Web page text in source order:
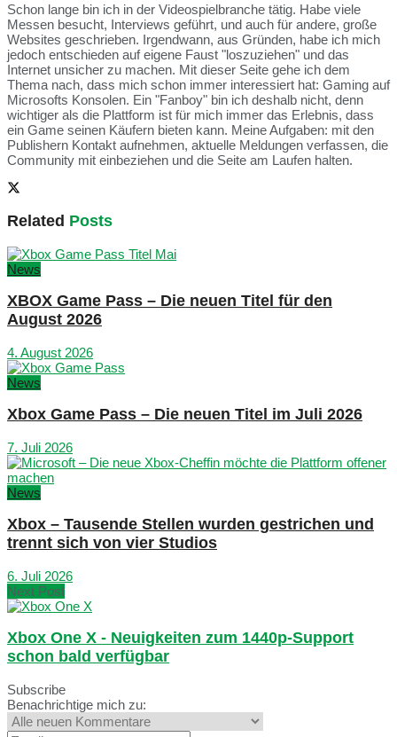
Schon lange bin ich in der Videospielbranche tätig. Habe viele
Messen besucht, Interviews geführt, und auch für andere, große
Websites geschrieben. Irgendwann, aus Gründen, habe ich mich
jedoch entschieden auf eigene Faust "loszuziehen" und das
Internet unsicher zu machen. Mit dieser Seite gehe ich dem
Thema nach, dass mich schon immer interessiert hat: Gaming auf
Microsofts Konsolen. Ein "Fanboy" bin ich deshalb nicht, denn
wichtiger als die Plattform ist für mich immer das Erlebnis, dass
ein Game seinen Käufern bieten kann. Meine Aufgaben: mit den
Publishern Kontakt aufnehmen, aktuelle Meldungen verfassen, die
Community mit einbeziehen und die Seite am Laufen halten.
Related Posts
News
XBOX Game Pass – Die neuen Titel für den
August 2026
4. August 2026
News
Xbox Game Pass – Die neuen Titel im Juli 2026
7. Juli 2026
News
Xbox – Tausende Stellen wurden gestrichen und
trennt sich von vier Studios
6. Juli 2026
Next Post
Xbox One X - Neuigkeiten zum 1440p-Support
schon bald verfügbar
Subscribe
Benachrichtige mich zu: